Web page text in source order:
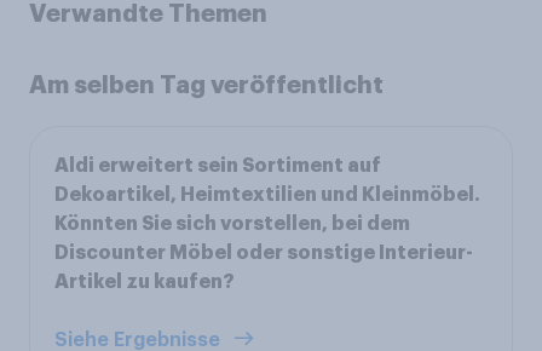
Verwandte Themen
Am selben Tag veröffentlicht
Aldi erweitert sein Sortiment auf
Dekoartikel, Heimtextilien und Kleinmöbel.
Könnten Sie sich vorstellen, bei dem
Discounter Möbel oder sonstige Interieur-
Artikel zu kaufen?
Siehe Ergebnisse